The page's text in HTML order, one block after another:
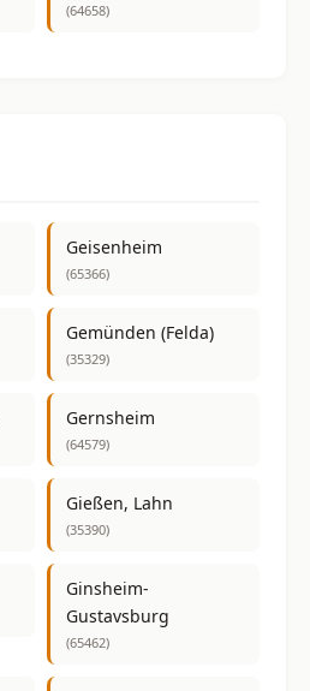
(64658)
Geisenheim
(65366)
Gemünden (Felda)
(35329)
Gernsheim
(64579)
Gießen, Lahn
(35390)
Ginsheim-
Gustavsburg
(65462)